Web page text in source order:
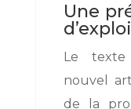
Une
Le texte
nouvel
de la